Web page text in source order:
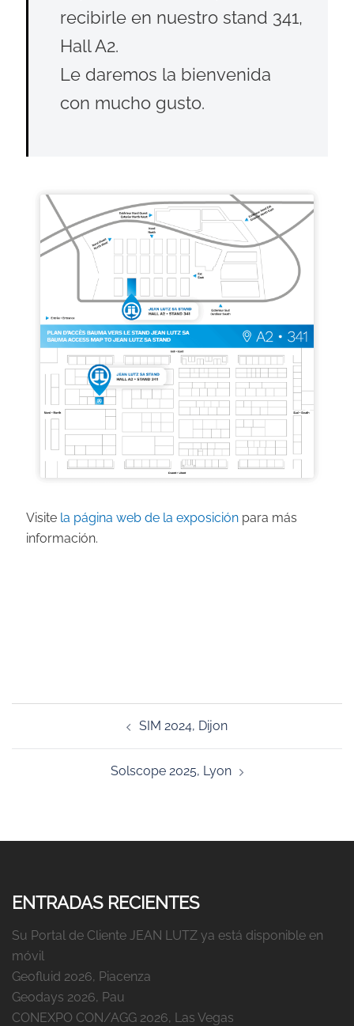
recibirle en nuestro stand 341,
Hall A2.
Le daremos la bienvenida
con mucho gusto.
Visite la página web de la exposiciónpara más
información.
SIM 2024, Dijon
Solscope 2025, Lyon
ENTRADAS RECIENTES
Su Portal de Cliente JEAN LUTZ ya está disponible en
móvil
Geofluid 2026, Piacenza
Geodays 2026, Pau
CONEXPO CON/AGG 2026, Las Vegas